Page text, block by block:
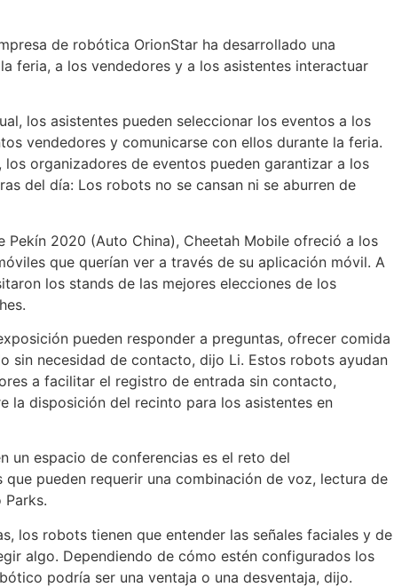
de robótica OrionStar ha desarrollado una
feria, a los vendedores y a los asistentes interactuar
los asistentes pueden seleccionar los eventos a los
vendedores y comunicarse con ellos durante la feria.
organizadores de eventos pueden garantizar a los
del día: Los robots no se cansan ni se aburren de
Pekín 2020 (Auto China), Cheetah Mobile ofreció a los
que querían ver a través de su aplicación móvil. A
los stands de las mejores elecciones de los
pueden responder a preguntas, ofrecer comida
sin necesidad de contacto, dijo Li. Estos robots ayudan
a facilitar el registro de entrada sin contacto,
la disposición del recinto para los asistentes en
un espacio de conferencias es el reto del
pueden requerir una combinación de voz, lectura de
los robots tienen que entender las señales faciales y de
algo. Dependiendo de cómo estén configurados los
podría ser una ventaja o una desventaja, dijo.